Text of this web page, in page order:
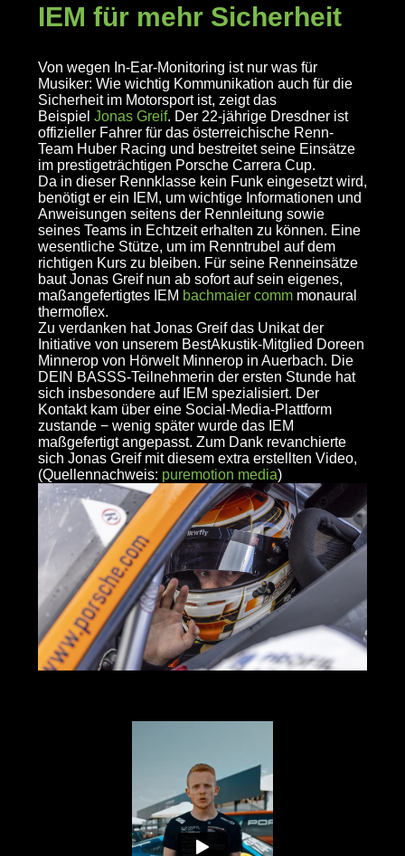
IEM für mehr Sicherheit
Von wegen In-Ear-Monitoring ist nur was für
Musiker: Wie wichtig Kommunikation auch für die
Sicherheit im Motorsport ist, zeigt das
Beispiel Jonas Greif. Der 22-jährige Dresdner ist
offizieller Fahrer für das österreichische Renn-
Team Huber Racing und bestreitet seine Einsätze
im prestigeträchtigen Porsche Carrera Cup.
Da in dieser Rennklasse kein Funk eingesetzt wird,
benötigt er ein IEM, um wichtige Informationen und
Anweisungen seitens der Rennleitung sowie
seines Teams in Echtzeit erhalten zu können. Eine
wesentliche Stütze, um im Renntrubel auf dem
richtigen Kurs zu bleiben. Für seine Renneinsätze
baut Jonas Greif nun ab sofort auf sein eigenes,
maßangefertigtes IEM bachmaier comm monaural
thermoflex.
Zu verdanken hat Jonas Greif das Unikat der
Initiative von unserem BestAkustik-Mitglied Doreen
Minnerop von Hörwelt Minnerop in Auerbach. Die
DEIN BASSS-Teilnehmerin der ersten Stunde hat
sich insbesondere auf IEM spezialisiert. Der
Kontakt kam über eine Social-Media-Plattform
zustande − wenig später wurde das IEM
maßgefertigt angepasst. Zum Dank revanchierte
sich Jonas Greif mit diesem extra erstellten Video,
(Quellennachweis: puremotion media)